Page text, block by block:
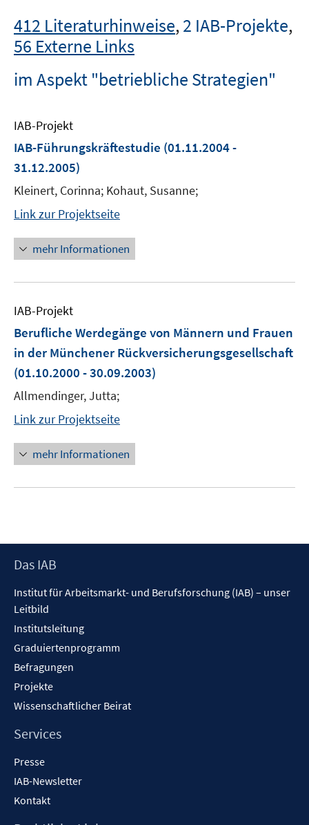
412 Literaturhinweise,2 IAB-Projekte,
56 Externe Links
im Aspekt "betriebliche Strategien"
IAB-Projekt
IAB-Führungskräftestudie (01.11.2004 -
31.12.2005)
Kleinert, Corinna; Kohaut, Susanne;
Link zur Projektseite
mehr Informationen
IAB-Projekt
Berufliche Werdegänge von Männern und Frauen
in der Münchener Rückversicherungsgesellschaft
(01.10.2000 - 30.09.2003)
Allmendinger, Jutta;
Link zur Projektseite
mehr Informationen
Footer
Das IAB
Institut für Arbeitsmarkt- und Berufsforschung (IAB) – unser
Leitbild
Institutsleitung
Graduiertenprogramm
Befragungen
Projekte
Wissenschaftlicher Beirat
Services
Presse
IAB-Newsletter
Kontakt